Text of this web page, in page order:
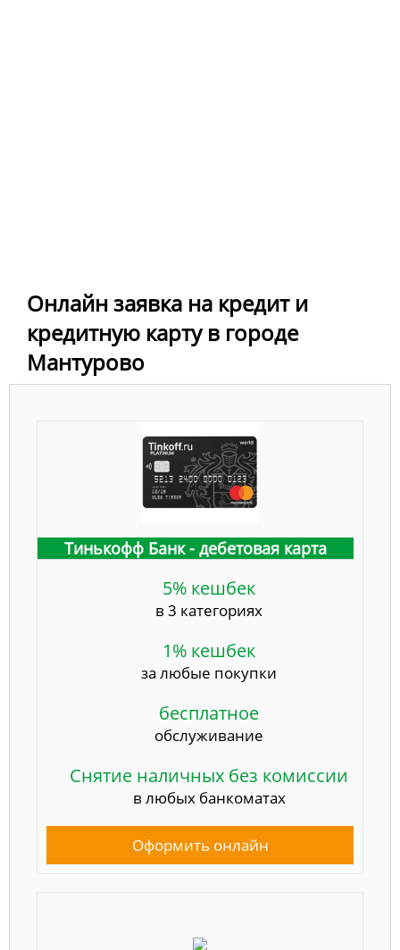
Онлайн заявка на кредит и
кредитную карту в городе
Мантурово
Тинькофф Банк - дебетовая карта
5% кешбек
в 3 категориях
1% кешбек
за любые покупки
бесплатное
обслуживание
Снятие наличных без комиссии
в любых банкоматах
Оформить онлайн